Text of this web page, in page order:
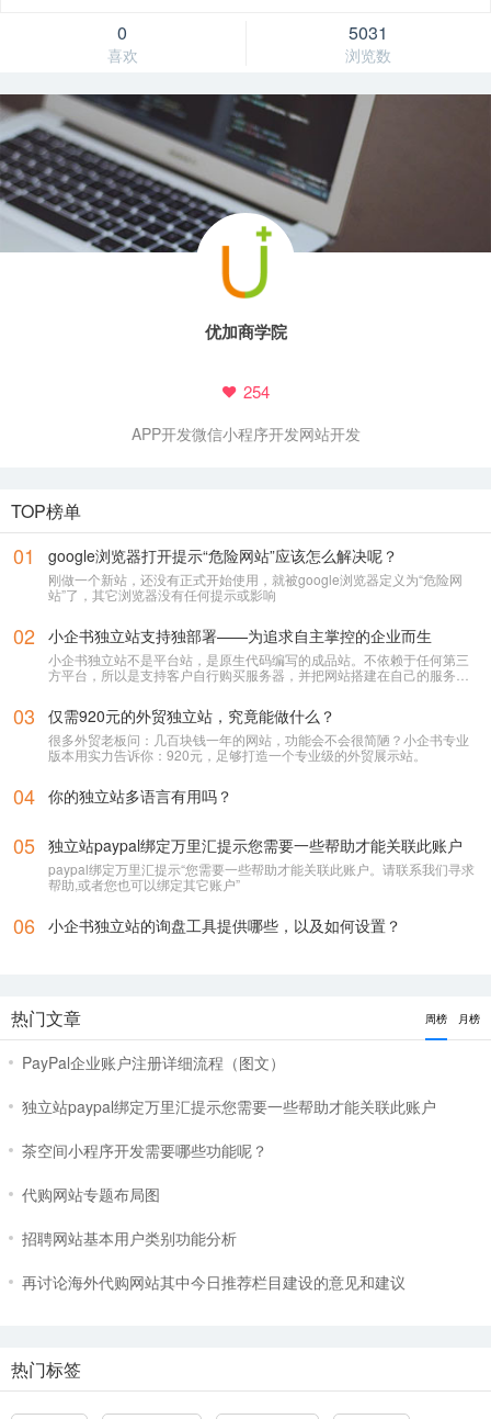
0
喜欢
5031
浏览数
优加商学院
254
APP开发微信小程序开发网站开发
TOP榜单
01 google浏览器打开提示“危险网站”应该怎么解决呢？
刚做一个新站，还没有正式开始使用，就被google浏览器定义为“危险网
站”了，其它浏览器没有任何提示或影响
02 小企书独立站支持独部署——为追求自主掌控的企业而生
小企书独立站不是平台站，是原生代码编写的成品站。不依赖于任何第三
方平台，所以是支持客户自行购买服务器，并把网站搭建在自己的服务器
03 仅需920元的外贸独立站，究竟能做什么？
很多外贸老板问：几百块钱一年的网站，功能会不会很简陋？小企书专业
版本用实力告诉你：920元，足够打造一个专业级的外贸展示站。
04 你的独立站多语言有用吗？
05 独立站paypal绑定万里汇提示您需要一些帮助才能关联此账户
paypal绑定万里汇提示“您需要一些帮助才能关联此账户。请联系我们寻求
帮助,或者您也可以绑定其它账户”
06 小企书独立站的询盘工具提供哪些，以及如何设置？
热门文章 周榜 月榜
PayPal企业账户注册详细流程（图文）
独立站paypal绑定万里汇提示您需要一些帮助才能关联此账户
茶空间小程序开发需要哪些功能呢？
代购网站专题布局图
招聘网站基本用户类别功能分析
再讨论海外代购网站其中今日推荐栏目建设的意见和建议
热门标签